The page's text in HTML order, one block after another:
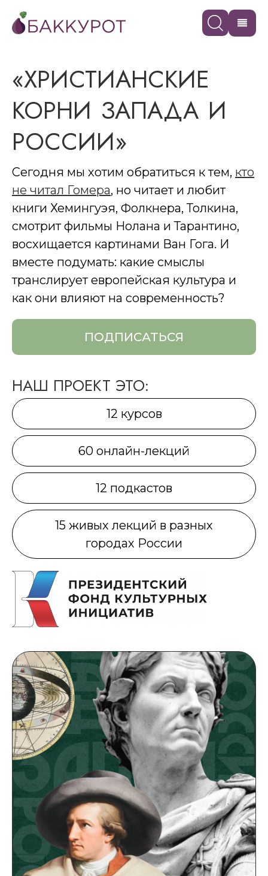
«ХРИСТИАНСКИЕ
КОРНИ ЗАПАДА И
РОСCИИ»
Сегодня мы хотим обратиться к тем, кто
не читал Гомера, но читает и любит
книги Хемингуэя, Фолкнера, Толкина,
смотрит фильмы Нолана и Тарантино,
восхищается картинами Ван Гога. И
вместе подумать: какие смыслы
транслирует европейская культура и
как они влияют на современность?
ПОДПИСАТЬСЯ
НАШ ПРОЕКТ ЭТО:
12 курсов
60 онлайн-лекций
12 подкастов
15 живых лекций в разных
городах России